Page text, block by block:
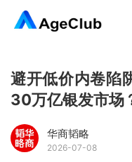
避开低价内卷陷
30万亿银发市场
华商韬略
2026-07-08